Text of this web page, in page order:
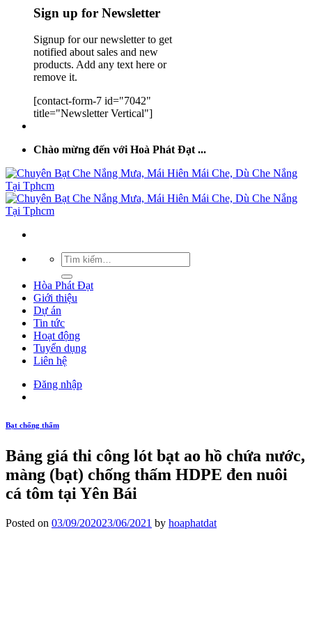
Sign up for Newsletter
Signup for our newsletter to get
notified about sales and new
products. Add any text here or
remove it.
[contact-form-7 id="7042"
title="Newsletter Vertical"]
Chào mừng đến với Hoà Phát Đạt ...
Hòa Phát Đạt
Giới thiệu
Dự án
Tin tức
Hoạt động
Tuyển dụng
Liên hệ
Đăng nhập
Bạt chống thấm
Bảng giá thi công lót bạt ao hồ chứa nước,
màng (bạt) chống thấm HDPE đen nuôi
cá tôm tại Yên Bái
Posted on 03/09/202023/06/2021 by hoaphatdat